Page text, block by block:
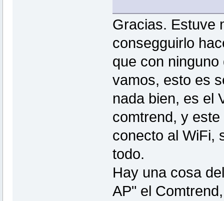
Gracias. Estuve
consegguirlo
que con
vamos, esto es
nada bien, es el
comtrend, y
conecto al WiFi,
todo.
Hay una cosa
AP" el